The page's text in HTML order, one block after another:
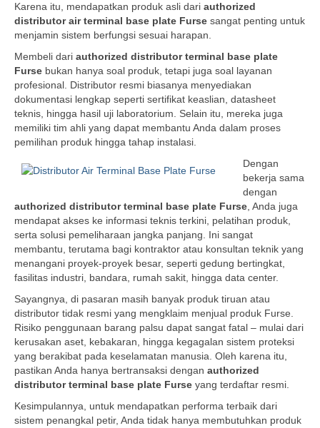
Karena itu, mendapatkan produk asli dari authorized
distributor air terminal base plate Furse sangat penting untuk
menjamin sistem berfungsi sesuai harapan.
Membeli dari authorized distributor terminal base plate
Furse bukan hanya soal produk, tetapi juga soal layanan
profesional. Distributor resmi biasanya menyediakan
dokumentasi lengkap seperti sertifikat keaslian, datasheet
teknis, hingga hasil uji laboratorium. Selain itu, mereka juga
memiliki tim ahli yang dapat membantu Anda dalam proses
pemilihan produk hingga tahap instalasi.
Dengan
bekerja sama
dengan
authorized distributor terminal base plate Furse , Anda juga
mendapat akses ke informasi teknis terkini, pelatihan produk,
serta solusi pemeliharaan jangka panjang. Ini sangat
membantu, terutama bagi kontraktor atau konsultan teknik yang
menangani proyek-proyek besar, seperti gedung bertingkat,
fasilitas industri, bandara, rumah sakit, hingga data center.
Sayangnya, di pasaran masih banyak produk tiruan atau
distributor tidak resmi yang mengklaim menjual produk Furse.
Risiko penggunaan barang palsu dapat sangat fatal – mulai dari
kerusakan aset, kebakaran, hingga kegagalan sistem proteksi
yang berakibat pada keselamatan manusia. Oleh karena itu,
pastikan Anda hanya bertransaksi dengan authorized
distributor terminal base plate Furse yang terdaftar resmi.
Kesimpulannya, untuk mendapatkan performa terbaik dari
sistem penangkal petir, Anda tidak hanya membutuhkan produk